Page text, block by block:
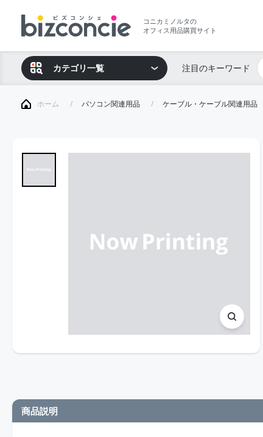
コニカミノルタの
オフィス用品購買サイト
カテゴリ一覧 注目のキーワード
ホーム パソコン関連用品 ケーブル・ケーブル関連用品
商品説明